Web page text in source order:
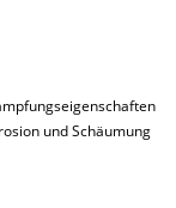
und Schäumung